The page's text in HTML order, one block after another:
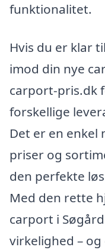
funktionalitet.
Hvis du er klar
imod din nye
carport-pris.dk
forskellige
Det er en enkel
priser og
den perfekte
Med den rette
carport i
virkelighed –